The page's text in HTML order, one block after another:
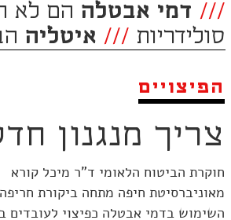
/// דמי אבטלה הם לא
סולידריות /// איטליה
הפיצויים
צריך מנגנון
חוקרת הביטוח הלאומי ד"ר מיכל קורא
מאוניברסיטת חיפה מתחה ביקורת
השימוש בדמי אבטלה כפיצוי לעובדים